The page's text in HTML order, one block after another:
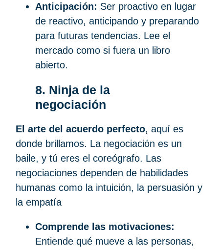
Anticipación: Ser proactivo en lugar
de reactivo, anticipando y preparando
para futuras tendencias. Lee el
mercado como si fuera un libro
abierto.
8. Ninja de la
negociación
El arte del acuerdo perfecto, aquí es
donde brillamos. La negociación es un
baile, y tú eres el coreógrafo. Las
negociaciones dependen de habilidades
humanas como la intuición, la persuasión y
la empatía
Comprende las motivaciones:
Entiende qué mueve a las personas,